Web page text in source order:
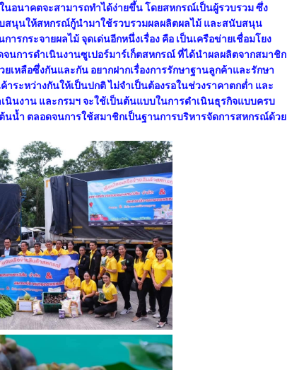
นอนาคตจะสามารถทำได้ง่ายขึ้น โดยสหกรณ์เป็นผู้รวบรวม ซึ่ง
สนุนให้สหกรณ์กู้นำมาใช้รวบรวมผลผลิตผลไม้ และสนับสนุน
รกระจายผลไม้ จุดเด่นอีกหนึ่งเรื่อง คือ เป็นเครือข่ายเชื่อมโยง
นการดำเนินงานซูเปอร์มาร์เก็ตสหกรณ์ ที่ได้นำผลผลิตจากสมาชิก
หลือซึ่งกันและกัน อยากฝากเรื่องการรักษาฐานลูกค้าและรักษา
ะหว่างกันให้เป็นปกติ ไม่จำเป็นต้องรอในช่วงราคาตกต่ำ และ
นงาน และกรมฯ จะใช้เป็นต้นแบบในการดำเนินธุรกิจแบบครบ
น้ำ ตลอดจนการใช้สมาชิกเป็นฐานการบริหารจัดการสหกรณ์ด้วย